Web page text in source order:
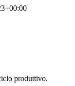
produttivo.